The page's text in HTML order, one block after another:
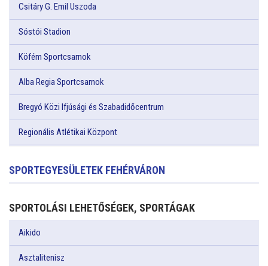
Csitáry G. Emil Uszoda
Sóstói Stadion
Köfém Sportcsarnok
Alba Regia Sportcsarnok
Bregyó Közi Ifjúsági és Szabadidőcentrum
Regionális Atlétikai Központ
SPORTEGYESÜLETEK FEHÉRVÁRON
SPORTOLÁSI LEHETŐSÉGEK, SPORTÁGAK
Aikido
Asztalitenisz